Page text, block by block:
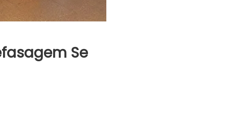
Se